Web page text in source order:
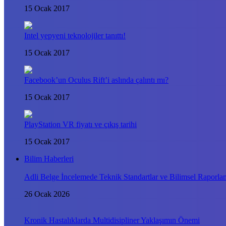
15 Ocak 2017
Intel yepyeni teknolojiler tanıttı!
15 Ocak 2017
Facebook’un Oculus Rift’i aslında çalıntı mı?
15 Ocak 2017
PlayStation VR fiyatı ve çıkış tarihi
15 Ocak 2017
Bilim Haberleri
Adli Belge İncelemede Teknik Standartlar ve Bilimsel
26 Ocak 2026
Kronik Hastalıklarda Multidisipliner Yaklaşımın Önemi